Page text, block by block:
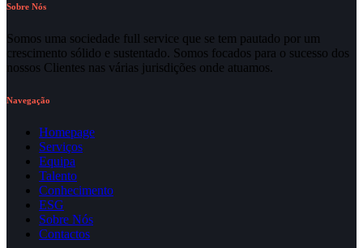
Sobre Nós
Somos uma sociedade full service que se tem pautado por um
crescimento sólido e sustentado. Somos focados para o sucesso dos
nossos Clientes nas várias jurisdições onde atuamos.
Navegação
Homepage
Serviços
Equipa
Talento
Conhecimento
ESG
Sobre Nós
Contactos